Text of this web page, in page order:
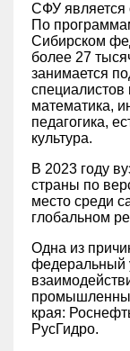
СФУ является
По
Сибирском
более 27
занимается
специалистов
математика,
педагогика,
культура.
В 2023 году
страны по
место среди
глобальном
Одна из
федеральный
края:
РусГидро.